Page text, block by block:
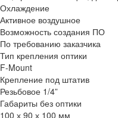
Охлаждение
Активное воздушное
Возможность создания ПО
По требованию заказчика
Тип крепления оптики
F-Mount
Крепление под штатив
Резьбовое 1/4”
Габариты без оптики
100 х 90 х 100 мм